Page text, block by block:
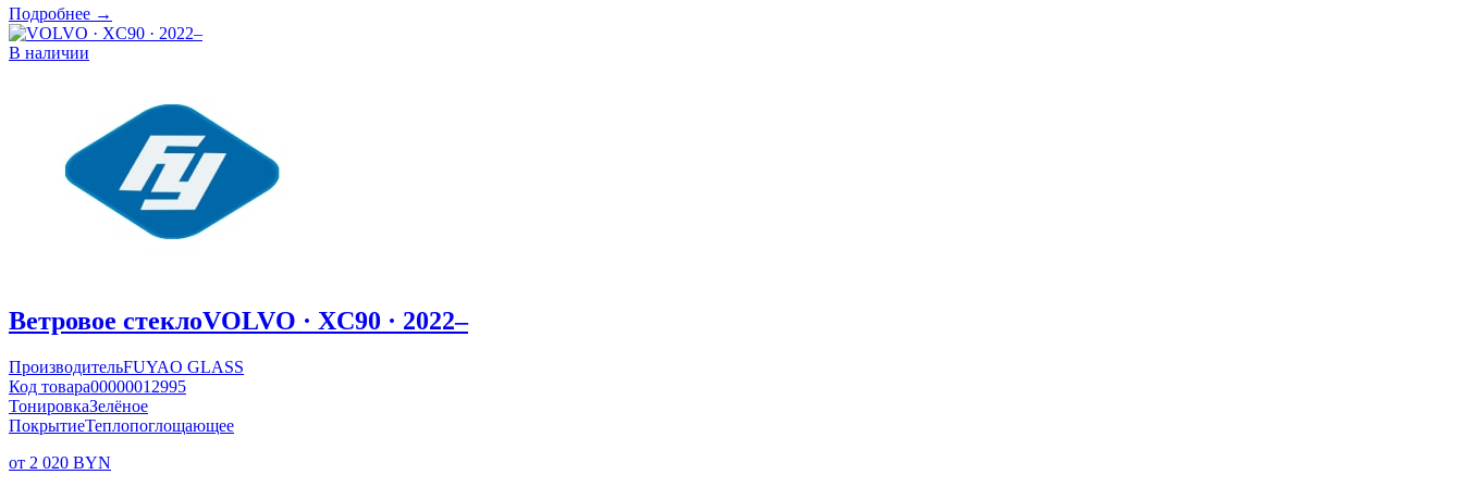
Подробнее →
В наличии
Ветровое стеклоVOLVO · XC90 · 2022–
ПроизводительFUYAO GLASS
Код товара00000012995
ТонировкаЗелёное
ПокрытиеТеплопоглощающее
от 2 020 BYN